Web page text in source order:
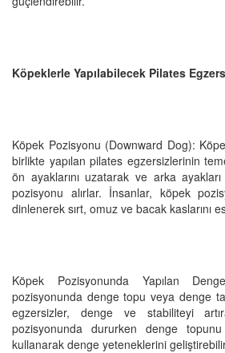
Köpeklerle Yapılabilecek Pilates
Köpek Pozisyonu (Downward Dog):
birlikte yapılan pilates egzersizlerinin
ön ayaklarını uzatarak ve arka
pozisyonu alırlar. İnsanlar, köpek
dinlenerek sırt, omuz ve bacak kaslarını
Köpek Pozisyonunda Yapılan
pozisyonunda denge topu veya denge
egzersizler, denge ve stabiliteyi
pozisyonunda dururken denge
kullanarak denge yeteneklerini